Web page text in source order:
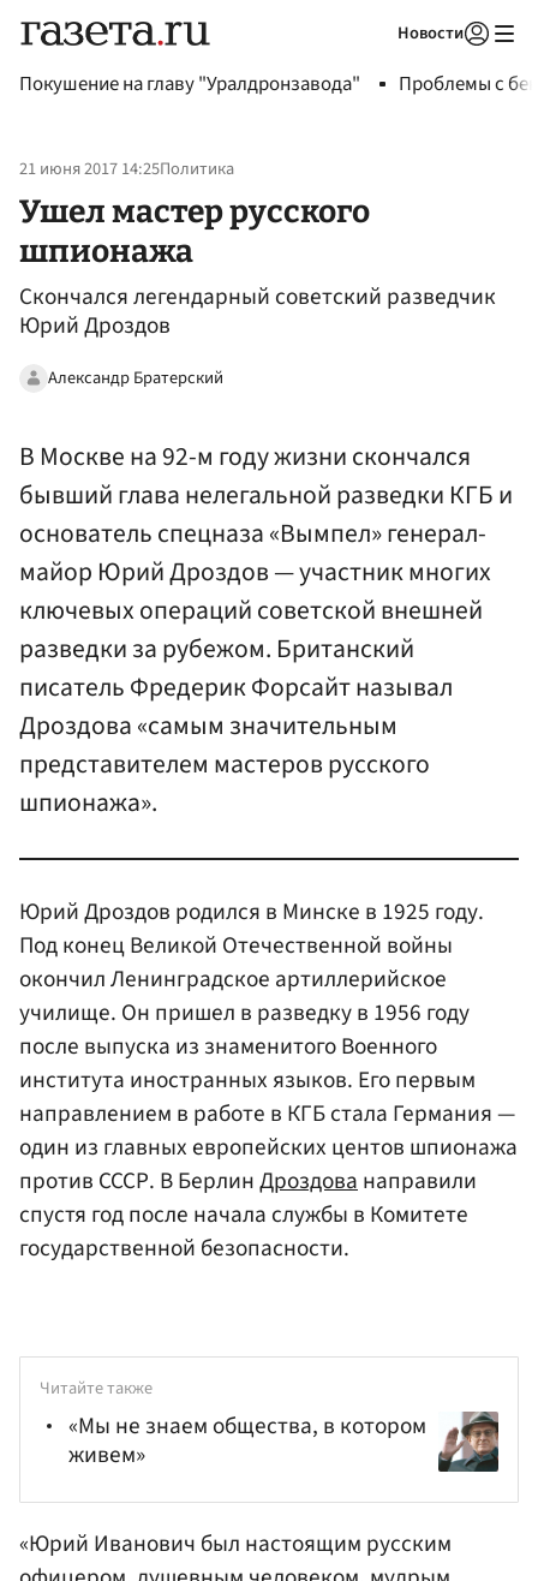
Новости
Покушение на главу "Уралдронзавода" Проблемы с
21 июня 2017 14:25Политика
Ушел мастер русского
шпионажа
Скончался легендарный советский разведчик
Юрий Дроздов
Александр Братерский
В Москве на 92-м году жизни скончался
бывший глава нелегальной разведки КГБ и
основатель спецназа «Вымпел» генерал-
майор Юрий Дроздов — участник многих
ключевых операций советской внешней
разведки за рубежом. Британский
писатель Фредерик Форсайт называл
Дроздова «самым значительным
представителем мастеров русского
шпионажа».
Юрий Дроздов родился в Минске в 1925 году.
Под конец Великой Отечественной войны
окончил Ленинградское артиллерийское
училище. Он пришел в разведку в 1956 году
после выпуска из знаменитого Военного
института иностранных языков. Его первым
направлением в работе в КГБ стала Германия —
один из главных европейских центов шпионажа
против СССР. В БерлинДроздова направили
спустя год после начала службы в Комитете
государственной безопасности.
Читайте также
«Мы не знаем общества, в котором
живем»
«Юрий Иванович был настоящим русским